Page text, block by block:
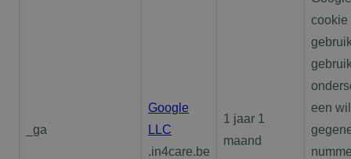
_ga
Google
LLC
.in4care.be
1 jaar 1
maand
cookie
een